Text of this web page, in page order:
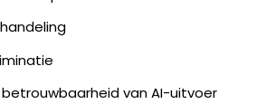
van AI-uitvoer